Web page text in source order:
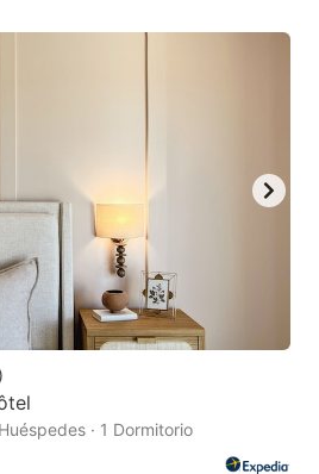
)
· 1 Dormitorio